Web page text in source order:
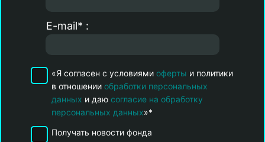
E-mail* :
«Я согласен с условиямиоферты и политики
в отношенииобработки персональных
данных и даюсогласие на обработку
персональных данных»*
Получать новости фонда